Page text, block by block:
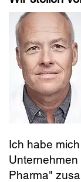
Ich habe
Pharma"